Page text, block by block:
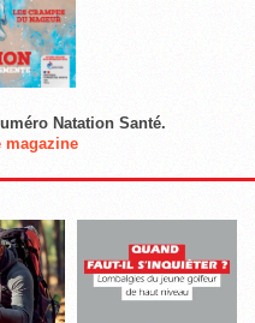
Natation Santé.
magazine